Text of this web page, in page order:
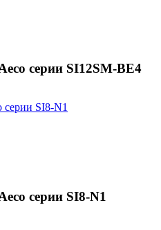
серии SI12SM-BE4
серии SI8-N1